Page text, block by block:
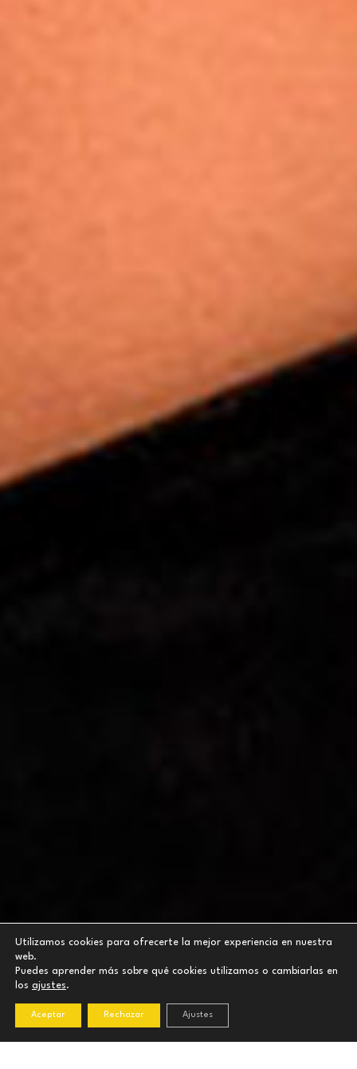
Utilizamos cookies para ofrecerte la mejor experiencia en nuestra
web.
Puedes aprender más sobre qué cookies utilizamos o cambiarlas en
los ajustes.
Aceptar Rechazar Ajustes